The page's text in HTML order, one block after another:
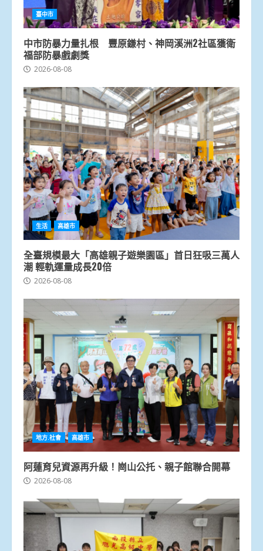
臺中市
中市防暴力量扎根 豐原鎌村、神岡溪洲2社區獲衛
福部防暴戲劇獎
2026-08-08
生活 高雄市
全臺規模最大「高雄親子遊樂園區」首日狂吸三萬人
潮 輕軌運量成長20倍
2026-08-08
地方.社會 高雄市
阿蓮育兒資源再升級！崗山公托、親子館聯合開幕
2026-08-08